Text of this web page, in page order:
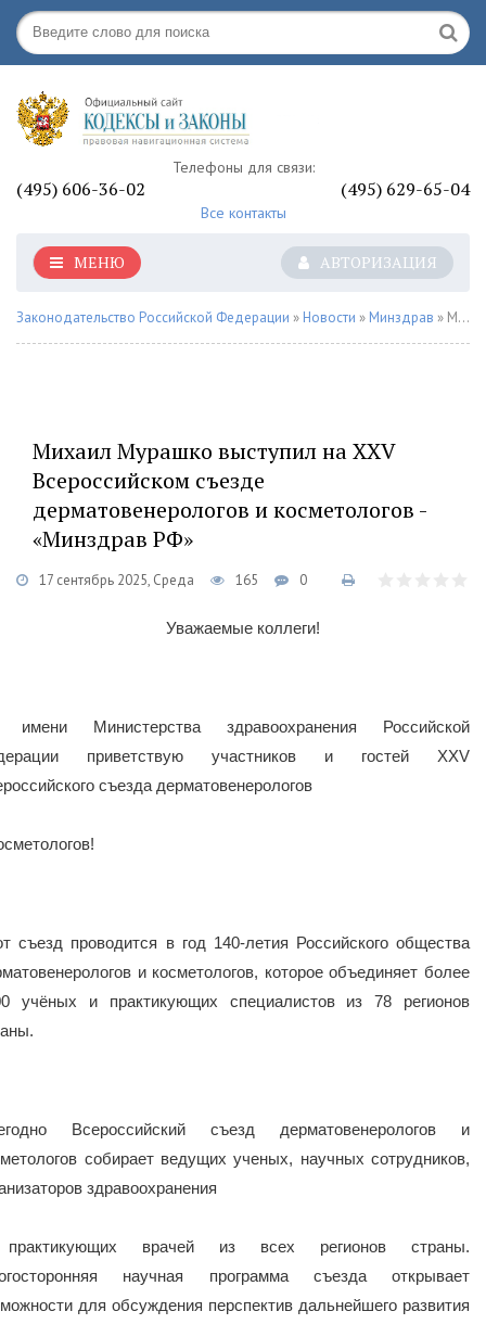
Телефоны для связи:
(495) 606-36-02 (495) 629-65-04
Все контакты
АВТОРИЗАЦИЯ
МЕНЮ
Законодательство Российской Федерации » Новости » Минздрав » Михаил Мурашко выступил на XXV Всероссийском съезде дерматовенерологов и косметологов - «Минздрав РФ»
Михаил Мурашко выступил на XXV
Всероссийском съезде
дерматовенерологов и косметологов -
«Минздрав РФ»
17 сентябрь 2025, Среда 165 0
Уважаемые коллеги!
Министерства здравоохранения Российской
приветствую участников и гостей XXV
съезда дерматовенерологов
съезд проводится в год 140-летия Российского общества
и косметологов, которое объединяет более
учёных и практикующих специалистов из 78 регионов
Всероссийский съезд дерматовенерологов и
собирает ведущих ученых, научных сотрудников,
здравоохранения
врачей из всех регионов страны.
научная программа съезда открывает
для обсуждения перспектив дальнейшего развития